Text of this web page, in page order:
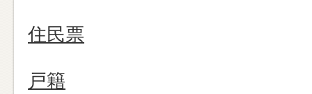
住民票
戸籍